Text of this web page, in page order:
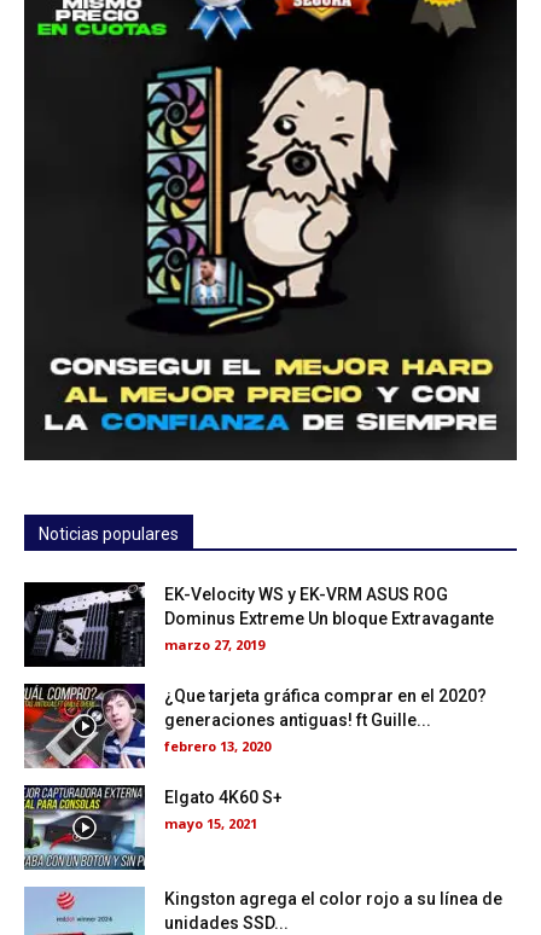
Noticias populares
EK-Velocity WS y EK-VRM ASUS ROG
Dominus Extreme Un bloque Extravagante
marzo 27, 2019
¿Que tarjeta gráfica comprar en el 2020?
generaciones antiguas! ft Guille...
febrero 13, 2020
Elgato 4K60 S+
mayo 15, 2021
Kingston agrega el color rojo a su línea de
unidades SSD...